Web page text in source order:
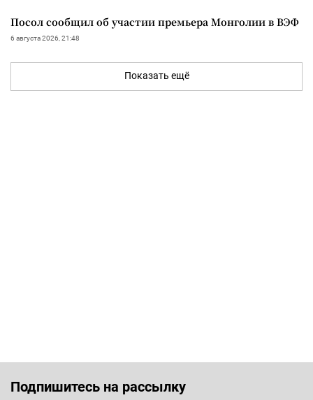
Посол сообщил об участии премьера Монголии в ВЭФ
6 августа 2026, 21:48
Показать ещё
Подпишитесь на рассылку